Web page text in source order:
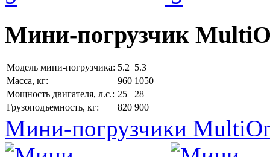
Мини-погрузчик
Модель мини-погрузчика: 5.2 5.3
Масса, кг:
960 1050
Мощность двигателя, л.с.: 25
28
Грузоподъемность, кг:
820 900
Мини-погрузчики